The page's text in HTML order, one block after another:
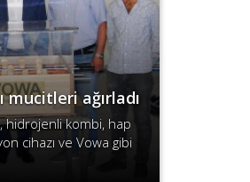
mucitleri ağırladı
hidrojenli kombi, hap
cihazı ve Vowa gibi
kabul etti.